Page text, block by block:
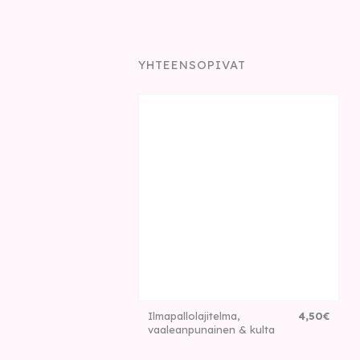
YHTEENSOPIVAT
Ilmapallolajitelma,
vaaleanpunainen & kulta
4,50€